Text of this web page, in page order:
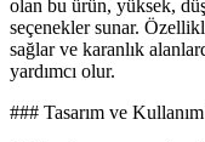
olan bu ürün, yüksek,
seçenekler sunar.
sağlar ve karanlık
yardımcı olur.
### Tasarım ve